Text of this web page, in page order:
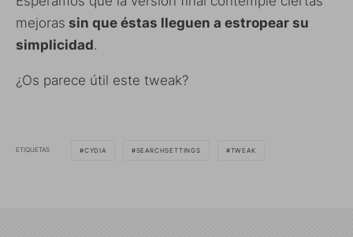
mejoras sin que éstas lleguen a estropear su
simplicidad.
¿Os parece útil este tweak?
ETIQUETAS CYDIA SEARCHSETTINGS TWEAK